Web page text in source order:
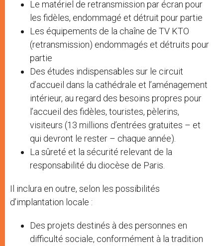
Le matériel de retransmission par écran pour
les fidèles, endommagé et détruit pour partie
Les équipements de la chaîne de TV KTO
(retransmission) endommagés et détruits pour
partie
Des études indispensables sur le circuit
d’accueil dans la cathédrale et l’aménagement
intérieur, au regard des besoins propres pour
l’accueil des fidèles, touristes, pèlerins,
visiteurs (13 millions d’entrées gratuites – et
qui devront le rester – chaque année).
La sûreté et la sécurité relevant de la
responsabilité du diocèse de Paris.
Il inclura en outre, selon les possibilités
d’implantation locale :
Des projets destinés à des personnes en
difficulté sociale, conformément à la tradition